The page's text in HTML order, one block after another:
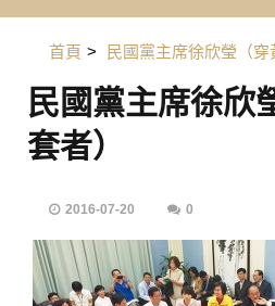
首頁 > 民國黨主席徐欣瑩（穿
民國黨主席徐欣
套者）
2016-07-20 0